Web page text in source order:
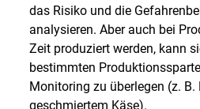
das Risiko und die
analysieren. Aber auch bei
Zeit produziert werden, kann
bestimmten
Monitoring zu überlegen (z.
geschmiertem Käse).